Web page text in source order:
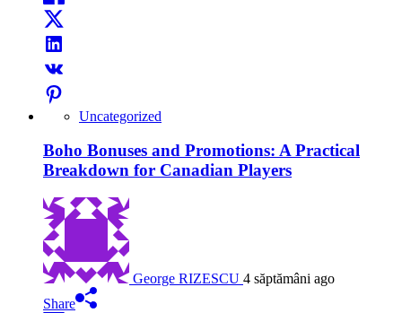
Uncategorized
Boho Bonuses and Promotions: A Practical
Breakdown for Canadian Players
George RIZESCU 4 săptămâni ago
Share